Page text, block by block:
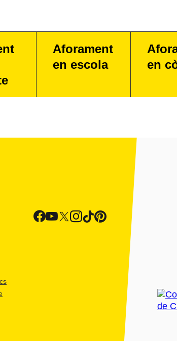
Aforament
en escola
en